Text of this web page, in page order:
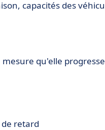
capacités des
qu'elle
retard